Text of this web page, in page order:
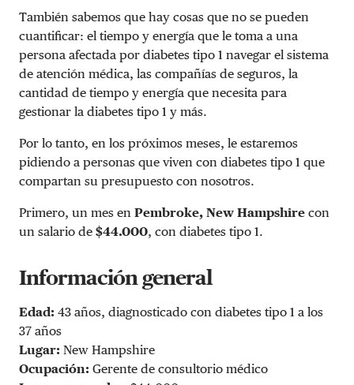
También sabemos que hay cosas que no se pueden
cuantificar: el tiempo y energía que le toma a una
persona afectada por diabetes tipo 1 navegar el sistema
de atención médica, las compañías de seguros, la
cantidad de tiempo y energía que necesita para
gestionar la diabetes tipo 1 y más.
Por lo tanto, en los próximos meses, le estaremos
pidiendo a personas que viven con diabetes tipo 1 que
compartan su presupuesto con nosotros.
Primero, un mes en Pembroke, New Hampshire con
un salario de $44.000, con diabetes tipo 1.
Información general
Edad: 43 años, diagnosticado con diabetes tipo 1 a los
37 años
Lugar: New Hampshire
Ocupación: Gerente de consultorio médico